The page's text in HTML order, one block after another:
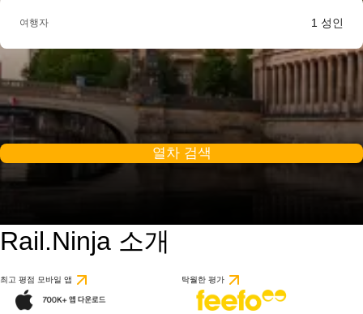
여행자 1 성인
열차 검색
Rail.Ninja 소개
최고 평점 모바일 앱 탁월한 평가 1개의 리뷰를 기반으